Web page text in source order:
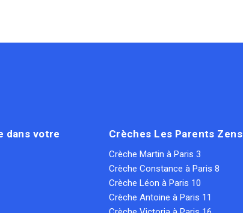
dans votre
Crèches Les Parents Zens
Crèche Martin à Paris 3
Crèche Constance à Paris 8
Crèche Léon à Paris 10
Crèche Antoine à Paris 11